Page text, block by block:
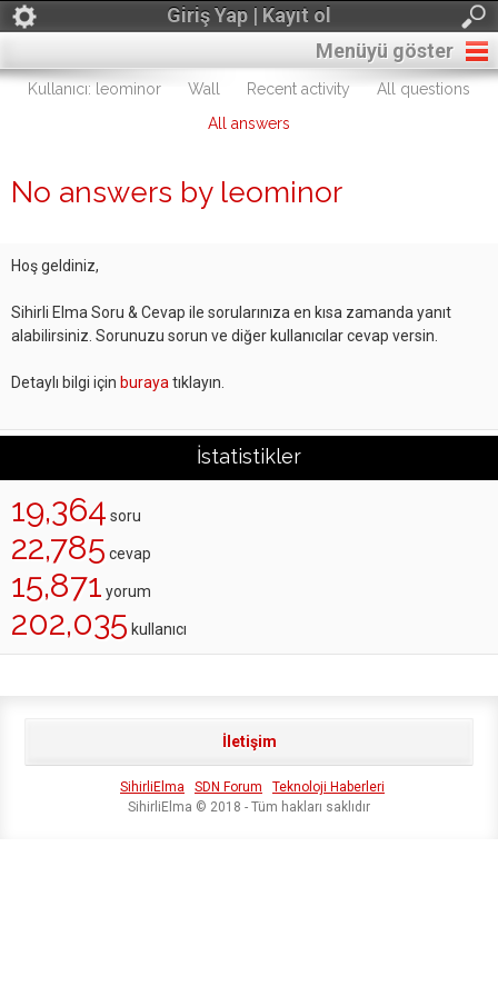
Giriş Yap | Kayıt ol
Menüyü göster
Kullanıcı: leominor Wall Recent activity
All questions
All answers
No answers by leominor
Hoş geldiniz,
Sihirli Elma Soru & Cevap ile sorularınıza en kısa zamanda yanıt
alabilirsiniz. Sorunuzu sorun ve diğer kullanıcılar cevap versin.
Detaylı bilgi için buraya tıklayın.
İstatistikler
19,364 soru
22,785 cevap
15,871 yorum
202,035 kullanıcı
İletişim
SihirliElma SDN Forum
Teknoloji Haberleri
SihirliElma © 2018 - Tüm hakları saklıdır